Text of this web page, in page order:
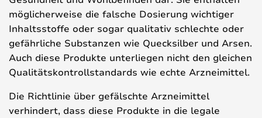
möglicherweise die falsche Dosierung wichtiger
Inhaltsstoffe oder sogar qualitativ schlechte oder
gefährliche Substanzen wie Quecksilber und Arsen.
Auch diese Produkte unterliegen nicht den gleichen
Qualitätskontrollstandards wie echte Arzneimittel.
Die Richtlinie über gefälschte Arzneimittel
verhindert, dass diese Produkte in die legale